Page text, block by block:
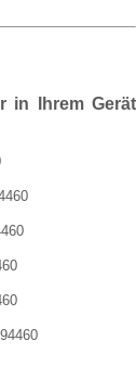
in Ihrem Gerät